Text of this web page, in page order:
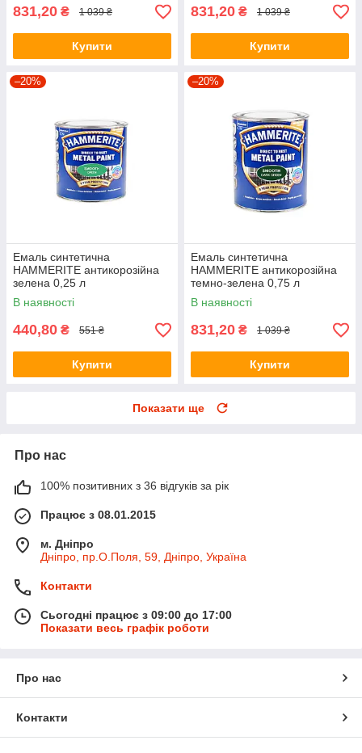
831,20 ₴ 1 039 ₴
Купити
831,20 ₴ 1 039 ₴
Купити
–20%
Емаль синтетична
HAMMERITE антикорозійна
зелена 0,25 л
В наявності
440,80 ₴ 551 ₴
Купити
–20%
Емаль синтетична
HAMMERITE антикорозійна
темно-зелена 0,75 л
В наявності
831,20 ₴ 1 039 ₴
Купити
Показати ще
Про нас
100% позитивних з 36 відгуків за рік
Працює з 08.01.2015
м. Дніпро
Дніпро, пр.О.Поля, 59, Дніпро, Україна
Контакти
Сьогодні працює з 09:00 до 17:00
Показати весь графік роботи
Про нас
Контакти